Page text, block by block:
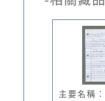
主要名稱